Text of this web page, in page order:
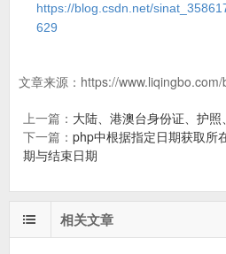
https://blog.csdn.net/
629
文章来源： https://
上一篇： 大陆、港澳台身份证、护
下一篇： php中根据指定日期获取所
期与结束日期
相关文章